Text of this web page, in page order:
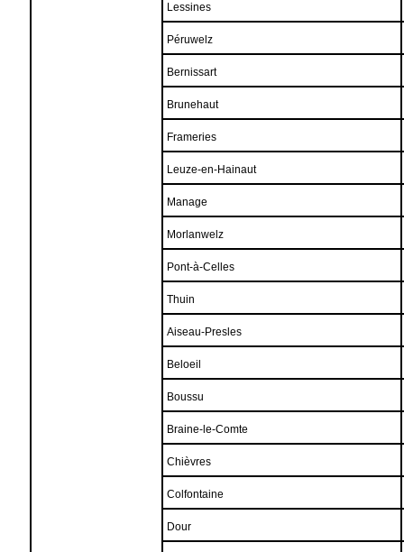
Lessines
Péruwelz
Bernissart
Brunehaut
Frameries
Leuze-en-Hainaut
Manage
Morlanwelz
Pont-à-Celles
Thuin
Aiseau-Presles
Beloeil
Boussu
Braine-le-Comte
Chièvres
Colfontaine
Dour